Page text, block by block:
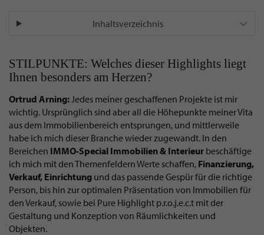
Inhaltsverzeichnis
STILPUNKTE: Welches dieser Highlights liegt
Ihnen besonders am Herzen?
Ortrud Arning: Jedes meiner geschaffenen Projekte ist mir
wichtig. Ursprünglich sind aber all die Höhepunkte meiner Vita
aus dem Immobilienbereich entsprungen, und mittlerweile
habe ich mich dieser Branche wieder zugewandt. In den
Bereichen IMMO-Special Immobilien & Interieur beschäftige
ich mich mit den Themenfeldern Werte schaffen, Finanzierung,
Verkauf, Einrichtung und das passende Gespür für die richtige
Person, bis hin zur optimalen Präsentation von Immobilien für
den Verkauf, sowie bei Pure Highlight p.r.o.j.e.c.t mit der
Gestaltung und Konzeption von Räumlichkeiten und
Objekten.